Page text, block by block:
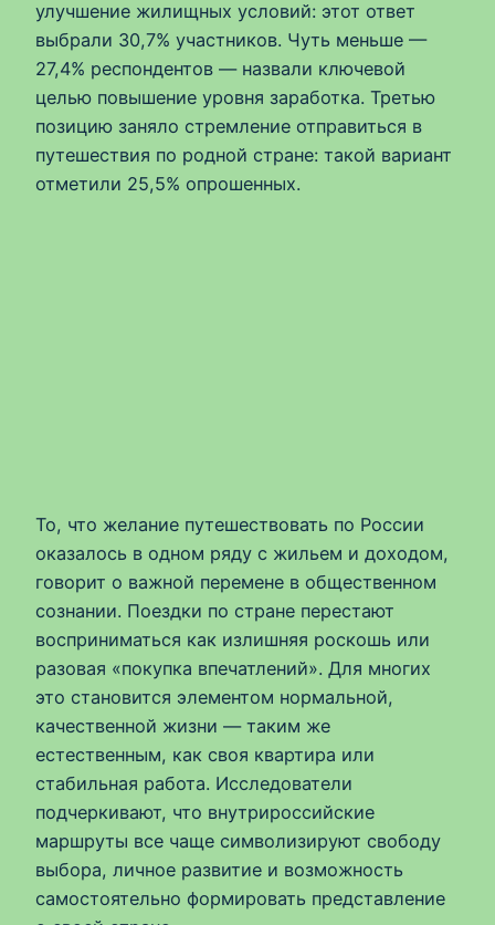
улучшение жилищных условий: этот ответ
выбрали 30,7% участников. Чуть меньше —
27,4% респондентов — назвали ключевой
целью повышение уровня заработка. Третью
позицию заняло стремление отправиться в
путешествия по родной стране: такой вариант
отметили 25,5% опрошенных.
То, что желание путешествовать по России
оказалось в одном ряду с жильем и доходом,
говорит о важной перемене в общественном
сознании. Поездки по стране перестают
восприниматься как излишняя роскошь или
разовая «покупка впечатлений». Для многих
это становится элементом нормальной,
качественной жизни — таким же
естественным, как своя квартира или
стабильная работа. Исследователи
подчеркивают, что внутрироссийские
маршруты все чаще символизируют свободу
выбора, личное развитие и возможность
самостоятельно формировать представление